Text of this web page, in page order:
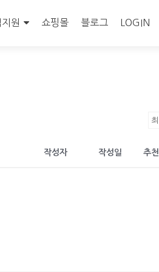
지원 쇼핑몰 블로그 LOGIN
작성자 작성일 추천